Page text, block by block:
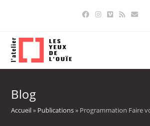
Blog
Accueil» Publications» Programmation Faire